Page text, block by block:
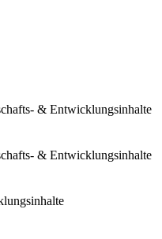
& Entwicklungsinhalte
& Entwicklungsinhalte